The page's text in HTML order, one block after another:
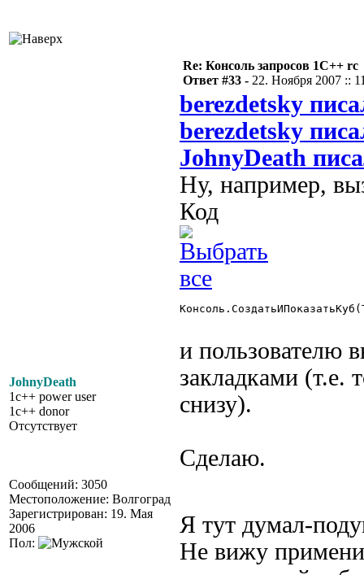
JohnyDeath
1c++ power user
1c++ donor
Отсутствует
Сообщений: 3050
Местоположение: Волгоград
Зарегистрирован: 19. Мая
2006
Пол:
Re: Консоль запросов 1С++ rc
Ответ #33 - 22. Ноября 2007 ::
berezdetsky
berezdetsky
JohnyDeath
Ну, например,
Код
и пользователю
закладками (т.е.
снизу).
Сделаю.
Я тут думал-
Не вижу